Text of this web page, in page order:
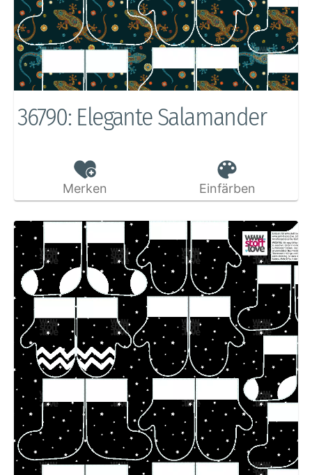
36790: Elegante Salamander
Merken Einfärben